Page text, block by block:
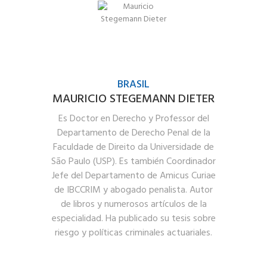
BRASIL
MAURICIO STEGEMANN DIETER
Es Doctor en Derecho y Professor del
Departamento de Derecho Penal de la
Faculdade de Direito da Universidade de
São Paulo (USP). Es también Coordinador
Jefe del Departamento de Amicus Curiae
de IBCCRIM y abogado penalista. Autor
de libros y numerosos artículos de la
especialidad. Ha publicado su tesis sobre
riesgo y políticas criminales actuariales.